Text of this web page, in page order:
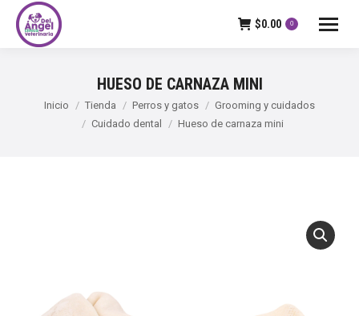
$0.00 0
HUESO DE CARNAZA MINI
Estás aquí:
Inicio Tienda Perros y gatos
Grooming y cuidados
Cuidado dental
Hueso de carnaza mini